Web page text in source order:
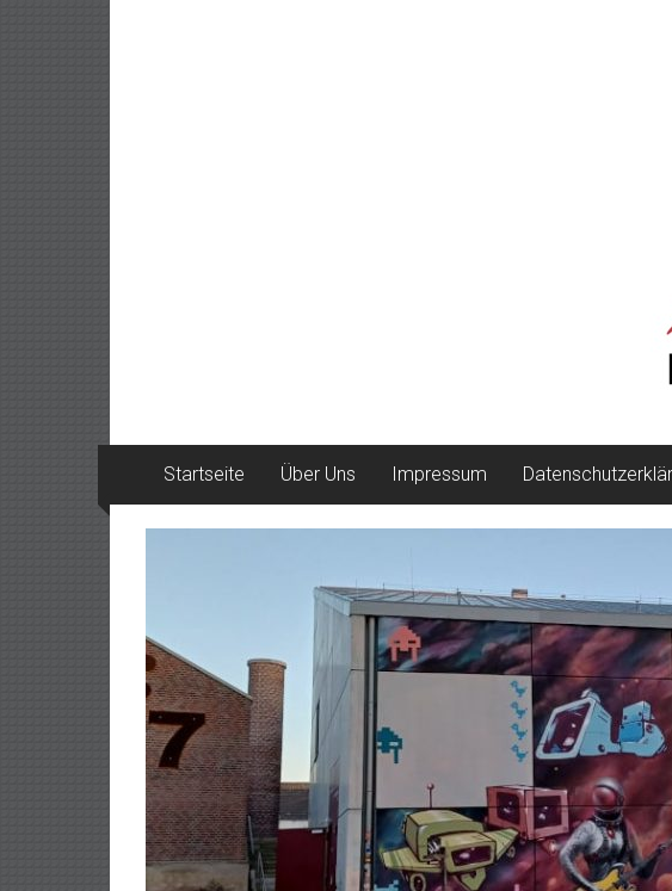
Startseite Über Uns Impressum